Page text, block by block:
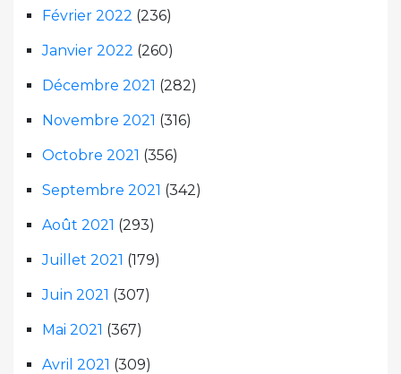
Février 2022 (236)
Janvier 2022 (260)
Décembre 2021 (282)
Novembre 2021 (316)
Octobre 2021 (356)
Septembre 2021 (342)
Août 2021 (293)
Juillet 2021 (179)
Juin 2021 (307)
Mai 2021 (367)
Avril 2021 (309)